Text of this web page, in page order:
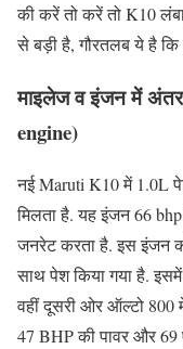
की करें तो करें तो K10
से बड़ी है, गौरतलब ये है कि
माइलेज व इंजन में
engine)
नई Maruti K10 में 1.0L
मिलता है. यह इंजन 66
जनरेट करता है. इस इंजन
साथ पेश किया गया है.
वहीं दूसरी ओर ऑल्टो 800
47 BHP की पावर और